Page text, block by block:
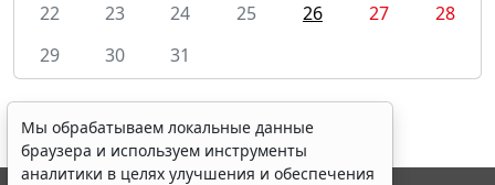
22
23 24 25 26 27
28
29
30 31
Мы обрабатываем локальные данные
браузера и используем инструменты
аналитики в целях улучшения и обеспечения